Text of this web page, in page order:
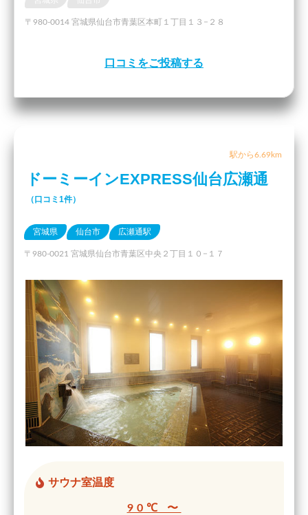
〒980-0014 宮城県仙台市青葉区本町１丁目１３−２８
口コミをご投稿する
駅から6.69km
ドーミーインEXPRESS仙台広瀬通
（口コミ1件）
宮城県 仙台市 広瀬通駅
〒980-0021 宮城県仙台市青葉区中央２丁目１０−１７
サウナ室温度
90℃ 〜